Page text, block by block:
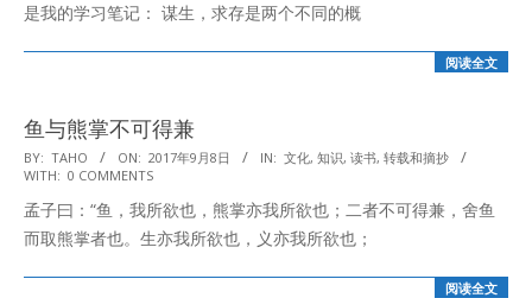
是我的学习笔记： 谋生，求存是两个不同的概
阅读全文
鱼与熊掌不可得兼
2017-
09-
08
BY: TAHO ON: 2017年9月8日 IN: 文化, 知识, 读书, 转载和摘抄
WITH: 0 COMMENTS
孟子曰：“鱼，我所欲也，熊掌亦我所欲也；二者不可得兼，舍鱼
而取熊掌者也。生亦我所欲也，义亦我所欲也；
阅读全文